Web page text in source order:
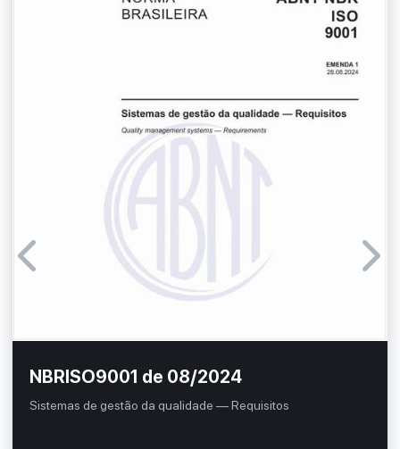
NBRISO9001 de 08/2024
Sistemas de gestão da qualidade — Requisitos